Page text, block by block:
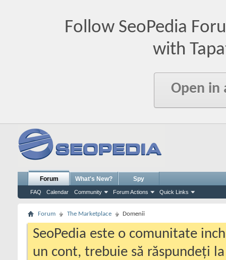
Follow SeoPedia
with
Open in
Forum
FAQ Calendar Community Forum Actions Quick Links
What's New? Spy
Forum The Marketplace Domenii
SeoPedia este o comunitate
un cont, trebuie să răspundeți